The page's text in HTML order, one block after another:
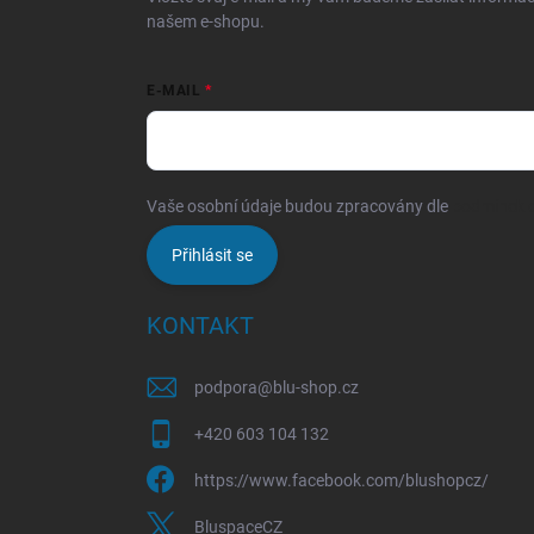
našem e-shopu.
E-MAIL
Vaše osobní údaje budou zpracovány dle
Přihlásit se
KONTAKT
podpora@blu-shop.cz
+420 603 104 132
https://www.facebook.com/blushopcz/
BluspaceCZ